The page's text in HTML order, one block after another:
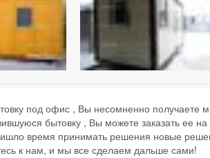
под офис , Вы несомненно получаете
бытовку , Вы можете заказать ее
время принимать решения новые
к нам, и мы все сделаем дальше сами!